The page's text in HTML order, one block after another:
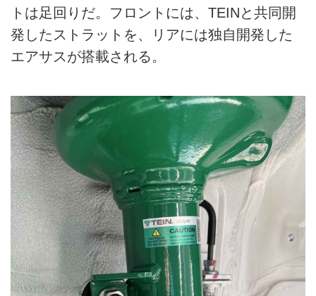
トは足回りだ。フロントには、TEINと共同開
発したストラットを、リアには独自開発した
エアサスが搭載される。